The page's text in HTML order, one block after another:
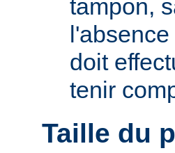
tampon,
doit
tenir
Taille du